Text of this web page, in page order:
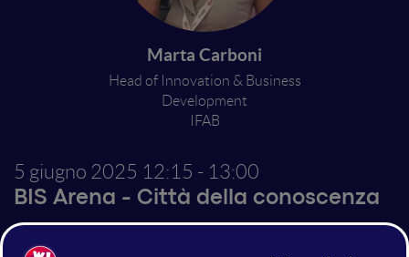
Marta Carboni
Head of Innovation & Business
Development
IFAB
5 giugno 2025 12:15 - 13:00
BIS Arena - Città della conoscenza
AI Factory: It4lia & AI per la